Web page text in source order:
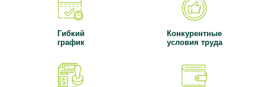
Гибкий
график
Конкурентные
условия труда